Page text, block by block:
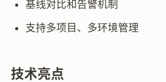
基线对比和告警机制
支持多项目、多环境管理
技术亮点